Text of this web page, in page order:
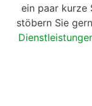
ein paar kurze
stöbern Sie